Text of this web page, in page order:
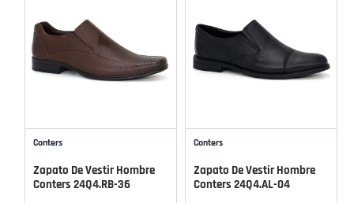
Conters
Zapato De Vestir Hombre
Conters 24Q4.RB-36
Conters
Zapato De Vestir Hombre
Conters 24Q4.AL-04